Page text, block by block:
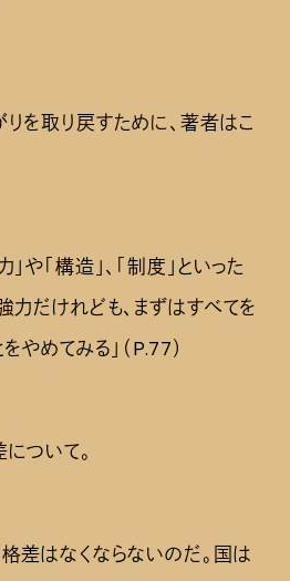
を取り戻すために、著者はこ
や「構造」、「制度」といった
力だけれども、まずはすべてを
やめてみる」（P.77）
ついて。
差はなくならないのだ。国は